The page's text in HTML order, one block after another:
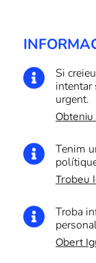

Si
intentar
urgent.

Tenim
Trobeu

Troba
Obert